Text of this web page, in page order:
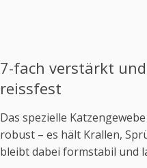
7-fach verstärkt
reissfest
Das spezielle
robust – es hält Krallen,
bleibt dabei formstabil und